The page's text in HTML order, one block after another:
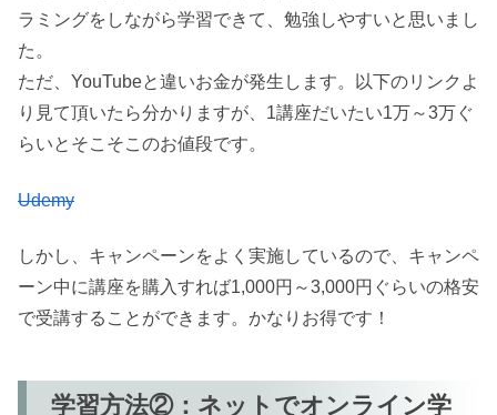
ラミングをしながら学習できて、勉強しやすいと思いまし
た。
ただ、YouTubeと違いお金が発生します。以下のリンクよ
り見て頂いたら分かりますが、1講座だいたい1万～3万ぐ
らいとそこそこのお値段です。
Udemy
しかし、キャンペーンをよく実施しているので、キャンペ
ーン中に講座を購入すれば1,000円～3,000円ぐらいの格安
で受講することができます。かなりお得です！
学習方法②：ネットでオンライン学